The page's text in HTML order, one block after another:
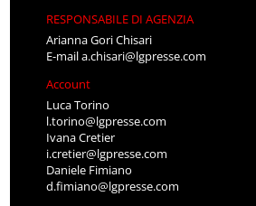
RESPONSABILE DI AGENZIA
Arianna Gori Chisari
E-maila.chisari@lgpresse.com
Account
Luca Torino
l.torino@lgpresse.com
Ivana Cretier
i.cretier@lgpresse.com
Daniele Fimiano
d.fimiano@lgpresse.com